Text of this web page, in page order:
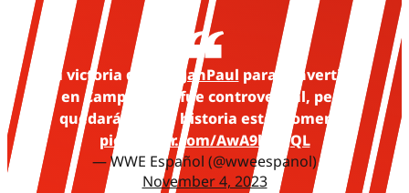
La victoria de @LoganPaul para convertirse
en Campeón de fue controversial, pero
quedará para la historia este momento
pic.twitter.com/AwA9kD7JQL
— WWE Español (@wweespanol)
November 4, 2023